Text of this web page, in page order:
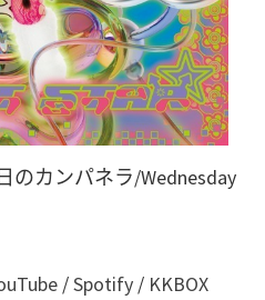
のカンパネラ/Wednesday
/Spotify / KKBOX